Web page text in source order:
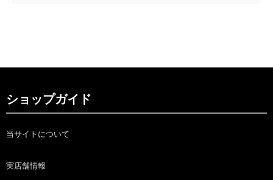
ショップガイド
当サイトについて
実店舗情報